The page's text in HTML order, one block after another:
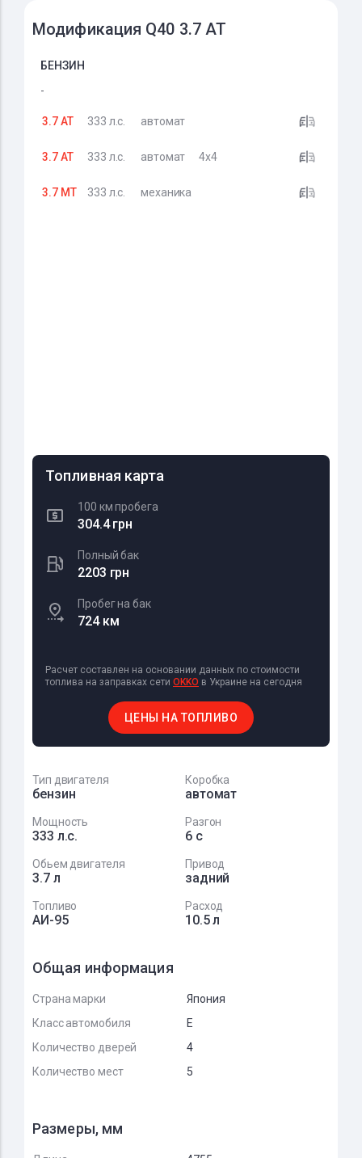
Модификация Q40 3.7 AT
БЕНЗИН
-
3.7 AT 333 л.с. автомат
3.7 AT 333 л.с. автомат 4x4
3.7 MT 333 л.с. механика
Топливная карта
100 км пробега
304.4 грн
Полный бак
2203 грн
Пробег на бак
724 км
Расчет составлен на основании данных по стоимости
топлива на заправках сети OKKO в Украине на сегодня
ЦЕНЫ НА ТОПЛИВО
Тип двигателя
бензин
Коробка
автомат
Мощность
333 л.с.
Разгон
6 с
Обьем двигателя
3.7 л
Привод
задний
Топливо
АИ-95
Расход
10.5 л
Общая информация
Страна марки
Япония
Класс автомобиля
E
Количество дверей
4
Количество мест
5
Размеры, мм